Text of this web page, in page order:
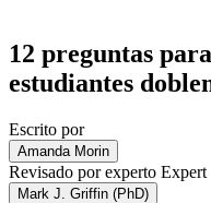
12 preguntas
estudiantes
Escrito por
Amanda Morin
Revisado por experto Expert
Mark J. Griffin (PhD)